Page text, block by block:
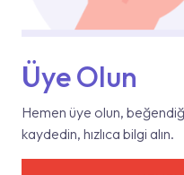
Üye Olun
Hemen üye olun,
kaydedin, hızlıca bilgi alın.